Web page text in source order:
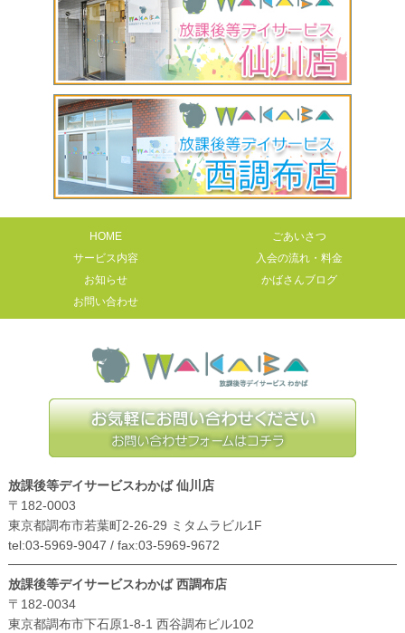
HOME
ごあいさつ
サービス内容
入会の流れ・料金
お知らせ
かばさんブログ
お問い合わせ
放課後等デイサービスわかば 仙川店
〒182-0003
東京都調布市若葉町2-26-29 ミタムラビル1F
tel:03-5969-9047 / fax:03-5969-9672
放課後等デイサービスわかば 西調布店
〒182-0034
東京都調布市下石原1-8-1 西谷調布ビル102